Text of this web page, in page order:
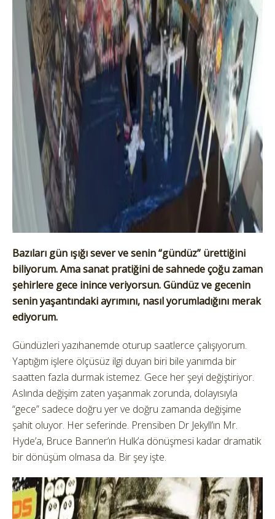
Bazıları gün ışığı sever ve senin “gündüz” ürettiğini
biliyorum. Ama sanat pratiğini de sahnede çoğu zaman
şehirlere gece inince veriyorsun. Gündüz ve gecenin
senin yaşantındaki ayrımını, nasıl yorumladığını merak
ediyorum.
Gündüzleri yazıhanemde oturup saatlerce çalışıyorum.
Yaptığım işlere ölçüsüz ilgi duyan biri bile yanımda bir
saatten fazla durmak istemez. Gece her şeyi değiştiriyor.
Aslında değişim zaten yaşanmak zorunda, dolayısıyla
“gece” sadece doğru yer ve doğru zamanda değişime
şahit oluyor. Her seferinde. Prensiben Dr Jekyll’ın Mr.
Hyde’a, Bruce Banner’ın Hulk’a dönüşmesi kadar dramatik
bir dönüşüm olmasa da. Bir şey işte.